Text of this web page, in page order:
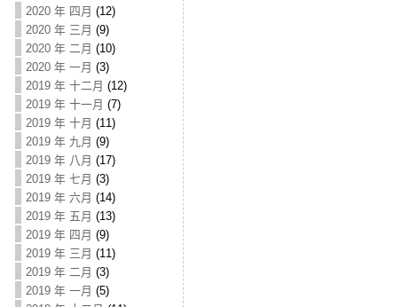
2020 年 四月 (12)
2020 年 三月 (9)
2020 年 二月 (10)
2020 年 一月 (3)
2019 年 十二月 (12)
2019 年 十一月 (7)
2019 年 十月 (11)
2019 年 九月 (9)
2019 年 八月 (17)
2019 年 七月 (3)
2019 年 六月 (14)
2019 年 五月 (13)
2019 年 四月 (9)
2019 年 三月 (11)
2019 年 二月 (3)
2019 年 一月 (5)